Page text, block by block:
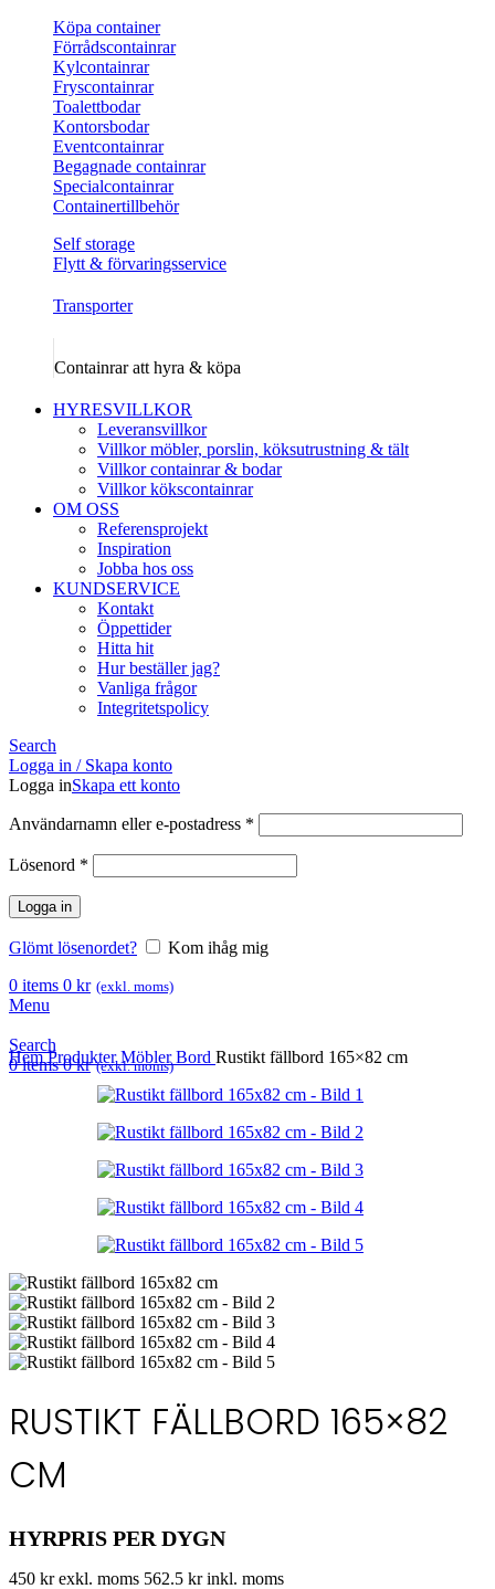
Köpa container
Förrådscontainrar
Kylcontainrar
Fryscontainrar
Toalettbodar
Kontorsbodar
Eventcontainrar
Begagnade containrar
Specialcontainrar
Containertillbehör
Self storage
Flytt & förvaringsservice
Transporter
Containrar att hyra & köpa
HYRESVILLKOR
Leveransvillkor
Villkor möbler, porslin, köksutrustning & tält
Villkor containrar & bodar
Villkor kökscontainrar
OM OSS
Referensprojekt
Inspiration
Jobba hos oss
KUNDSERVICE
Kontakt
Öppettider
Hitta hit
Hur beställer jag?
Vanliga frågor
Integritetspolicy
Search
Logga in / Skapa konto
Logga inSkapa ett konto
Användarnamn eller e-postadress *
Lösenord *
Logga in
Glömt lösenordet?
Kom ihåg mig
0 items 0 kr (exkl. moms)
Menu
Search
0items 0kr (exkl. moms)
HemProdukterMöblerBord Rustikt fällbord 165×82 cm
RUSTIKT FÄLLBORD 165×82
CM
HYRPRIS PER DYGN
450 kr exkl. moms 562.5 kr inkl. moms